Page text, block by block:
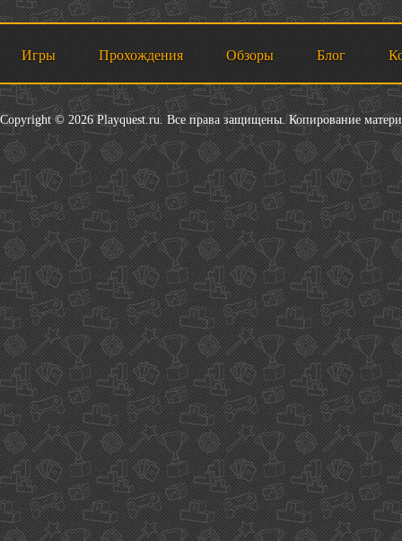
Игры Прохождения Обзоры Блог
Copyright © 2026 Playquest.ru. Все права защищены. Копирование